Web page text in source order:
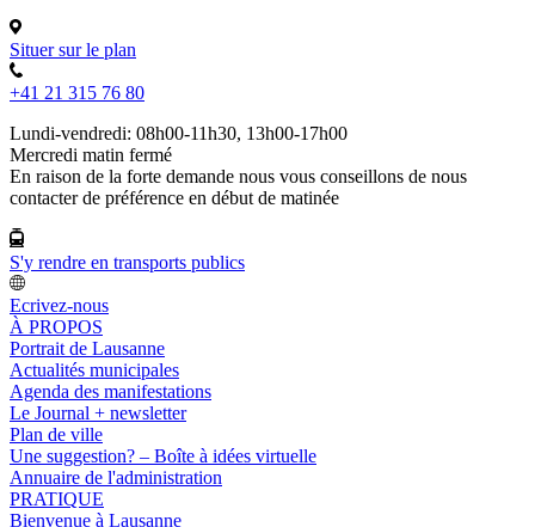
Situer sur le plan
+41 21 315 76 80
Lundi-vendredi: 08h00-11h30, 13h00-17h00
Mercredi matin fermé
En raison de la forte demande nous vous conseillons de nous
contacter de préférence en début de matinée
S'y rendre en transports publics
Ecrivez-nous
À PROPOS
Portrait de Lausanne
Actualités municipales
Agenda des manifestations
Le Journal + newsletter
Plan de ville
Une suggestion? – Boîte à idées virtuelle
Annuaire de l'administration
PRATIQUE
Bienvenue à Lausanne